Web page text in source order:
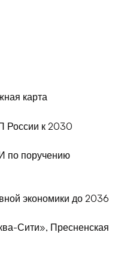
карта
России к 2030
по поручению
экономики до 2036
Сити», Пресненская